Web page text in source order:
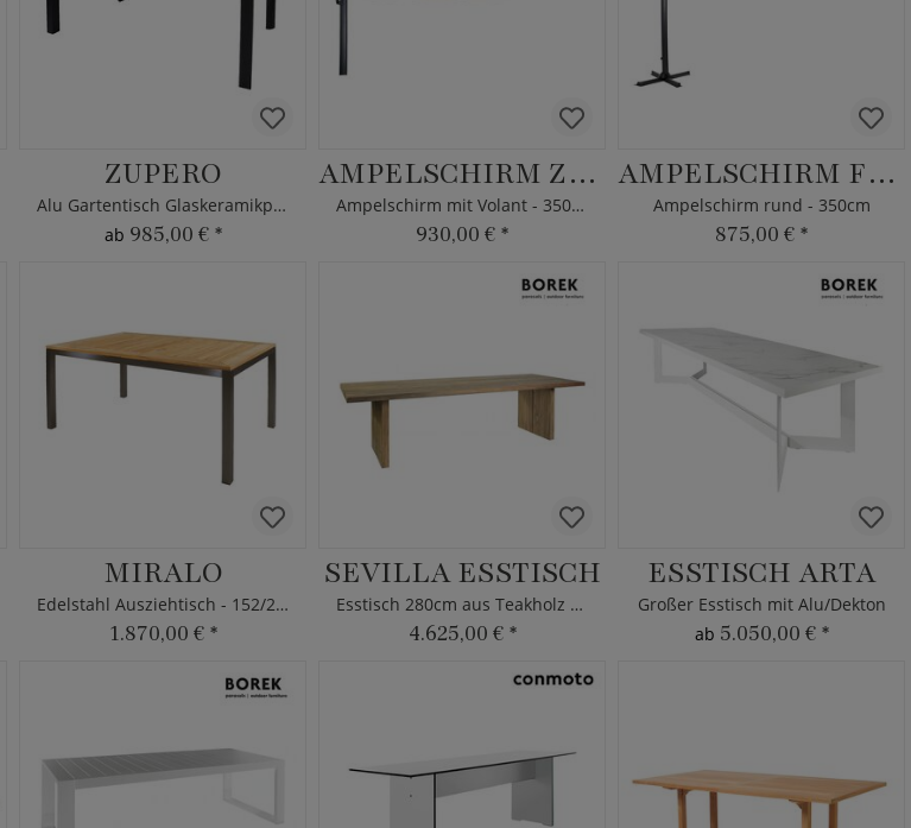
ZUPERO
Alu Gartentisch Glaskeramikplatte
ab 985,00 € *
AMPELSCHIRM ZEDU
Ampelschirm mit Volant - 350cm
930,00 € *
AMPELSCHIRM FREMA
Ampelschirm rund - 350cm
875,00 € *
MIRALO
Edelstahl Ausziehtisch - 152/210cm
1.870,00 € *
SEVILLA ESSTISCH
Esstisch 280cm aus Teakholz massiv
4.625,00 € *
ESSTISCH ARTA
Großer Esstisch mit Alu/Dekton
ab 5.050,00 € *